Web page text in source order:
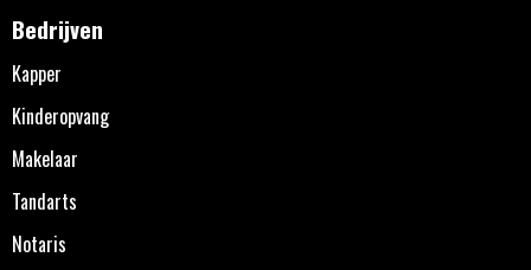
Bedrijven
Kapper
Kinderopvang
Makelaar
Tandarts
Notaris